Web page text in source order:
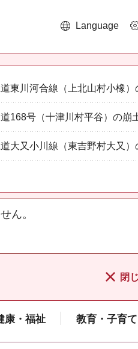
Language
東川河合線（上北山村小橡
道168号（十津川村平谷）の崩
大又小川線（東吉野村大又
ん。
閉
康・福祉 教育・子育て